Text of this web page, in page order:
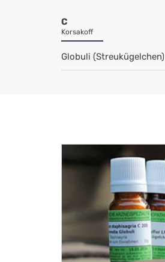
C
Korsakoff
Globuli (Streukügelchen)